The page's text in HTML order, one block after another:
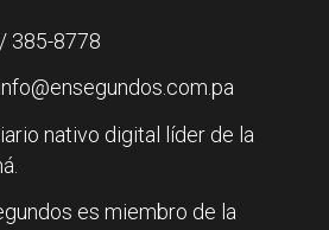
385-8778
nativo digital líder de la
es miembro de la